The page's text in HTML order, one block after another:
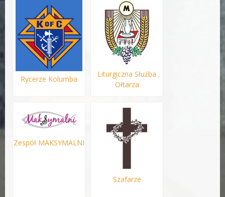
Rycerze Kolumba
Liturgiczna Służba
Ołtarza
Zespół MAKSYMALNI
Szafarze